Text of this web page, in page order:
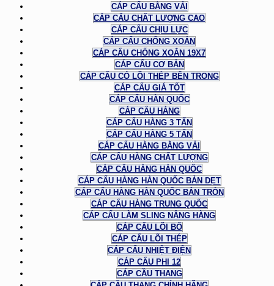
CÁP CẨU BẰNG VẢI
CÁP CẨU CHẤT LƯỢNG CAO
CÁP CẨU CHỊU LỰC
CÁP CẨU CHỐNG XOẮN
CÁP CẨU CHỐNG XOẮN 19X7
CÁP CẨU CƠ BẢN
CÁP CẨU CÓ LÕI THÉP BÊN TRONG
CÁP CẨU GIÁ TỐT
CÁP CẨU HÀN QUỐC
CÁP CẨU HÀNG
CÁP CẨU HÀNG 3 TẤN
CÁP CẨU HÀNG 5 TẤN
CÁP CẨU HÀNG BẰNG VẢI
CÁP CẨU HÀNG CHẤT LƯỢNG
CÁP CẨU HÀNG HÀN QUỐC
CÁP CẨU HÀNG HÀN QUỐC BẢN DẸT
CÁP CẨU HÀNG HÀN QUỐC BẢN TRÒN
CÁP CẨU HÀNG TRUNG QUỐC
CÁP CẨU LÀM SLING NÂNG HÀNG
CÁP CẨU LÕI BỐ
CÁP CẨU LÕI THÉP
CÁP CẨU NHIỆT ĐIỆN
CÁP CẨU PHI 12
CÁP CẦU THANG